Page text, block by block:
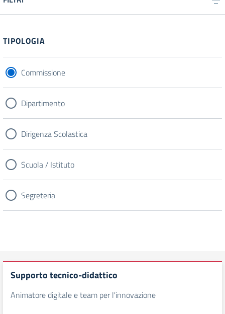
TIPOLOGIA
Commissione
Dipartimento
Dirigenza Scolastica
Scuola / Istituto
Segreteria
Supporto tecnico-didattico
Animatore digitale e team per l'innovazione